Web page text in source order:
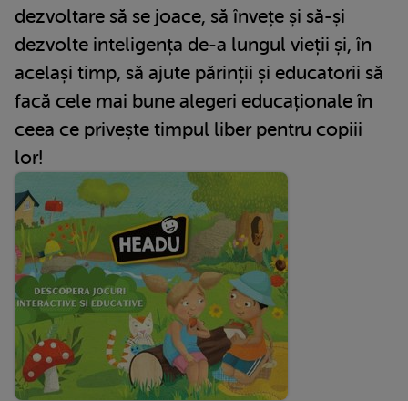
dezvoltare să se joace, să învețe și să-și
dezvolte inteligența de-a lungul vieții și, în
același timp, să ajute părinții și educatorii să
facă cele mai bune alegeri educaționale în
ceea ce privește timpul liber pentru copiii
lor!